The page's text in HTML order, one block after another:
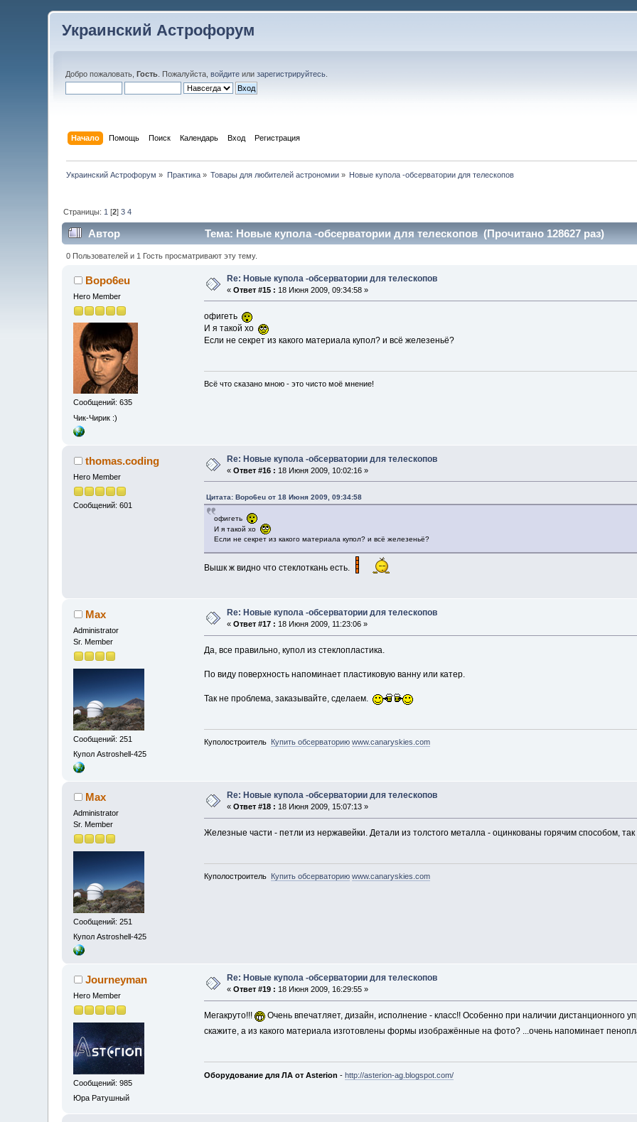
Украинский Астрофорум
Добро пожаловать,Гость . Пожалуйста,войдите илизарегистрируйтесь
Начало Помощь Поиск Календарь Вход Регистрация
Украинский Астрофорум » Практика» Товары для любителей астрономии » Новые купола -обсерватории для телескопов
Страницы: 1 [2]3 4
Автор Тема: Новые купола -обсерватории для телескопов (Прочитано 128627 раз)
0 Пользователей и 1 Гость просматривают эту тему.
Bopo6eu
Hero Member
Сообщений: 635
Чик-Чирик :)
Re: Новые купола -обсерватории для телескопов
«Ответ #15 : 18 Июня 2009, 09:34:58 »
офигеть
И я такой хо
Если не секрет из какого материала купол? и всё железеньё?
Всё что сказано мною - это чисто моё мнение!
thomas.coding
Hero Member
Сообщений: 601
Re: Новые купола -обсерватории для телескопов
«Ответ #16 : 18 Июня 2009, 10:02:16 »
Цитата: Bopo6eu от 18 Июня 2009, 09:34:58
офигеть
И я такой хо
Если не секрет из какого материала купол? и всё железеньё?
Вышк ж видно что стеклоткань есть.
Max
Administrator
Sr. Member
Сообщений: 251
Купол Astroshell-425
Re: Новые купола -обсерватории для телескопов
«Ответ #17 : 18 Июня 2009, 11:23:06 »
Да, все правильно, купол из стеклопластика.
По виду поверхность напоминает пластиковую ванну или катер.
Так не проблема, заказывайте, сделаем.
Куполостроитель Купить обсерваторию www.canaryskies.com
Max
Administrator
Sr. Member
Сообщений: 251
Купол Astroshell-425
Re: Новые купола -обсерватории для телескопов
«Ответ #18 : 18 Июня 2009, 15:07:13 »
Железные части - петли из нержавейки. Детали из толстого металла - оцинкованы горячим способом,
Куполостроитель Купить обсерваторию www.canaryskies.com
Journeyman
Hero Member
Сообщений: 985
Юра Ратушный
Re: Новые купола -обсерватории для телескопов
«Ответ #19 : 18 Июня 2009, 16:29:55 »
Мегакруто!!! Очень впечатляет, дизайн, исполнение - класс!! Особенно при наличии дистанционного
скажите, а из какого материала изготовлены формы изображённые на фото? ...очень напоминает
Оборудование для ЛА от Asterion - http://asterion-ag.blogspot.com/